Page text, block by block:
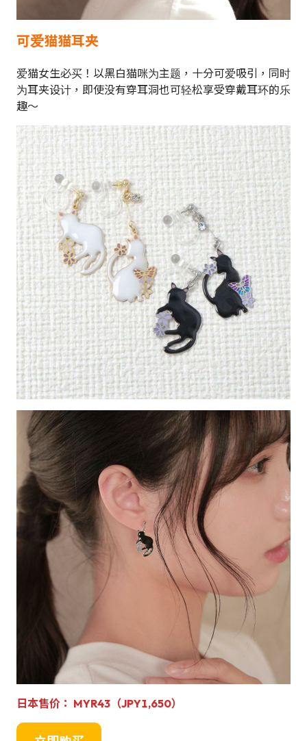
可爱猫猫耳夹
爱猫女生必买！以黑白猫咪为主题，十分可爱吸引，同时
为耳夹设计，即使没有穿耳洞也可轻松享受穿戴耳环的乐
趣～
日本售价： MYR43（JPY1,650）